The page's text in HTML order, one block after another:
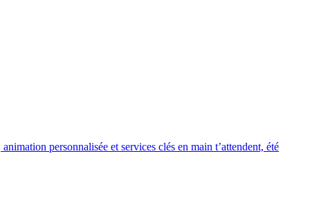
personnalisée et services clés en main t’attendent, été